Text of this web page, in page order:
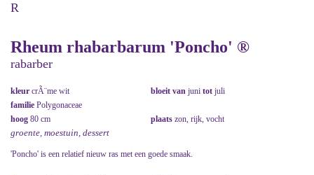
R
Rheum rhabarbarum 'Poncho' ®
rabarber
kleur crÃ¨me wit bloeit van juni tot juli
familie Polygonaceae
hoog 80 cm plaats zon, rijk, vocht
groente, moestuin, dessert
'Poncho' is een relatief nieuw ras met een goede smaak.